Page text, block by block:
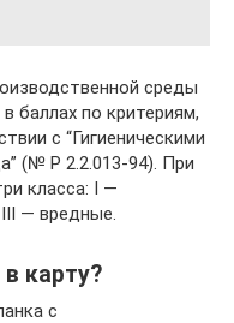
среды
баллах по критериям,
с “Гигиеническими
(№ Р 2.2.013-94). При
класса: I —
— вредные.
карту?
с